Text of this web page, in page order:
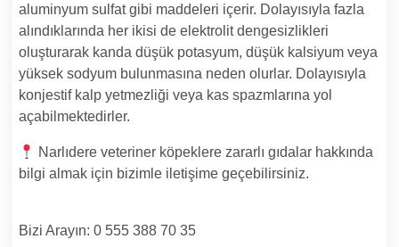
aluminyum sulfat gibi maddeleri içerir. Dolayısıyla fazla
alındıklarında her ikisi de elektrolit dengesizlikleri
oluşturarak kanda düşük potasyum, düşük kalsiyum veya
yüksek sodyum bulunmasına neden olurlar. Dolayısıyla
konjestif kalp yetmezliği veya kas spazmlarına yol
açabilmektedirler.
Narlıdere veteriner köpeklere zararlı gıdalar hakkında
bilgi almak için bizimle iletişime geçebilirsiniz.
Bizi Arayın: 0 555 388 70 35